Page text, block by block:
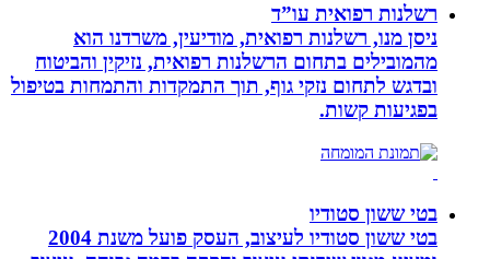
רשלנות רפואית עו”ד
ניסן מנו, רשלנות רפואית, מודיעין, משרדנו הוא
מהמובילים בתחום הרשלנות רפואית, נזיקין והביטוח
ובדגש לתחום נזקי גוף, תוך התמקדות והתמחות בטיפול
בפגיעות קשות.
בטי ששון סטודיו
בטי ששון סטודיו לעיצוב, העסק פועל משנת 2004